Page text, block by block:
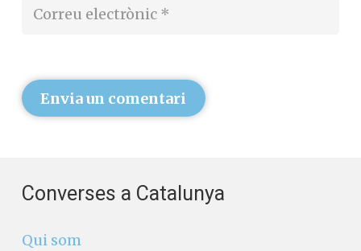
Envia un comentari
Converses a Catalunya
Qui som